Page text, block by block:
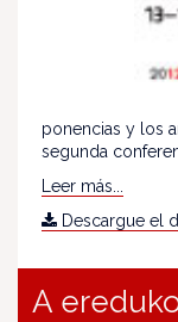
ponencias y los
segunda
Leer más...
Descargue el
A